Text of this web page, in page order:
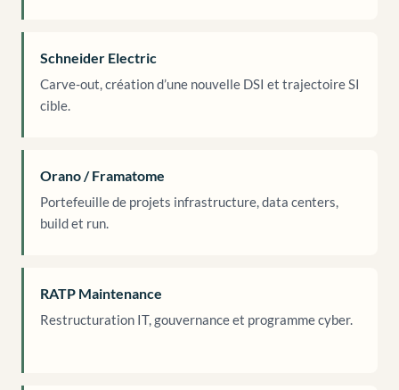
Schneider Electric
Carve-out, création d’une nouvelle DSI et trajectoire SI
cible.
Orano / Framatome
Portefeuille de projets infrastructure, data centers,
build et run.
RATP Maintenance
Restructuration IT, gouvernance et programme cyber.